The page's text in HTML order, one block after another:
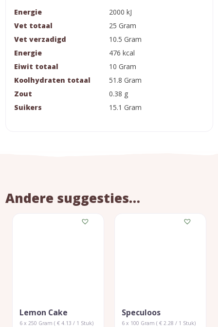
Energie
2000 kJ
Vet totaal
25 Gram
Vet verzadigd
10.5 Gram
Energie
476 kcal
Eiwit totaal
10 Gram
Koolhydraten totaal
51.8 Gram
Zout
0.38 g
Suikers
15.1 Gram
Andere suggesties…
Lemon Cake
6 x 250 Gram ( € 4.13 / 1 Stuk)
Speculoos
6 x 100 Gram ( € 2.28 / 1 Stuk)